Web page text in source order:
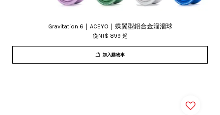
Gravitation 6｜ACEYO｜蝶翼型鋁合金溜溜球
從NT$ 899 起
加入購物車